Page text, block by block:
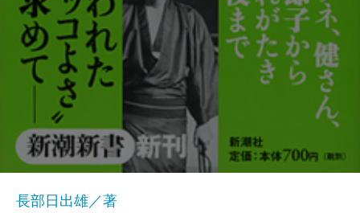
長部日出雄／著